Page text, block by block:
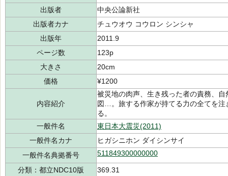
出版者
中央公論新社
出版者カナ
チュウオウ コウロン シンシャ
出版年
2011.9
ページ数
123p
大きさ
20cm
価格
¥1200
内容紹介
被災地の肉声、生き残った者の責務、
図…。旅する作家が持てる力の全てを
る。
一般件名
東日本大震災(2011)
一般件名カナ
ヒガシニホン ダイシンサイ
一般件名典拠番号
511849300000000
分類：都立NDC10版
369.31